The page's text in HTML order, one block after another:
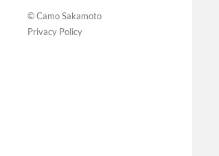
© Camo Sakamoto
Privacy Policy